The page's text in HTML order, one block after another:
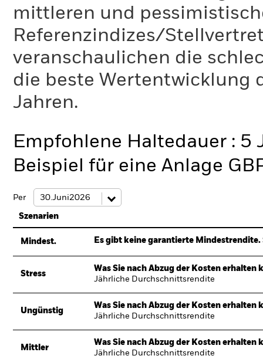
mittleren und
Referenzindizes/
veranschaulichen die
die beste Wertentwicklung
Jahren.
Empfohlene Haltedauer : 5
Beispiel für eine Anlage
Per
Szenarien
Mindest. Es gibt keine garantierte
Stress
Was Sie nach Abzug der Kosten erhalten
Jährliche Durchschnittsrendite
Ungünstig
Was Sie nach Abzug der Kosten erhalten
Jährliche Durchschnittsrendite
Mittler
Was Sie nach Abzug der Kosten erhalten
Jährliche Durchschnittsrendite